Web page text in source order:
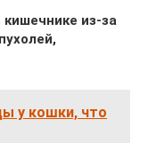
из-за
у кошки, что